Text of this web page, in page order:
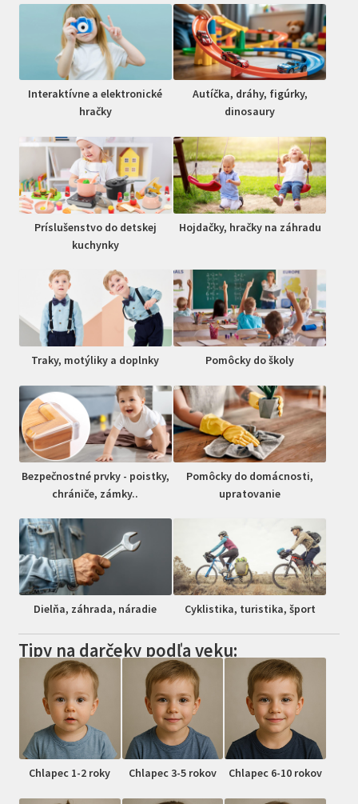
Interaktívne a elektronické
hračky
Autíčka, dráhy, figúrky,
dinosaury
Príslušenstvo do detskej
kuchynky
Hojdačky, hračky na záhradu
Traky, motýliky a doplnky Pomôcky do školy
Bezpečnostné prvky - poistky,
chrániče, zámky..
Pomôcky do domácnosti,
upratovanie
Dielňa, záhrada, náradie Cyklistika, turistika, šport
Tipy na darčeky podľa veku:
Chlapec 1-2 roky Chlapec 3-5 rokov Chlapec 6-10 rokov